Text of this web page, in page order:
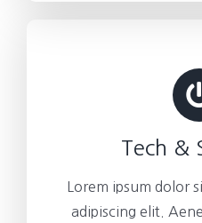
Tech &
Lorem ipsum dolor
adipiscing elit.